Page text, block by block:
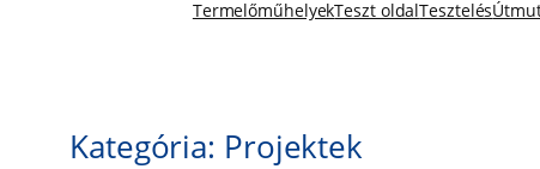
TermelőműhelyekTeszt oldalTesztelés
Kategória: Projektek